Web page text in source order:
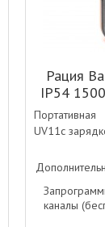
Рация
IP54
UV11с
каналы